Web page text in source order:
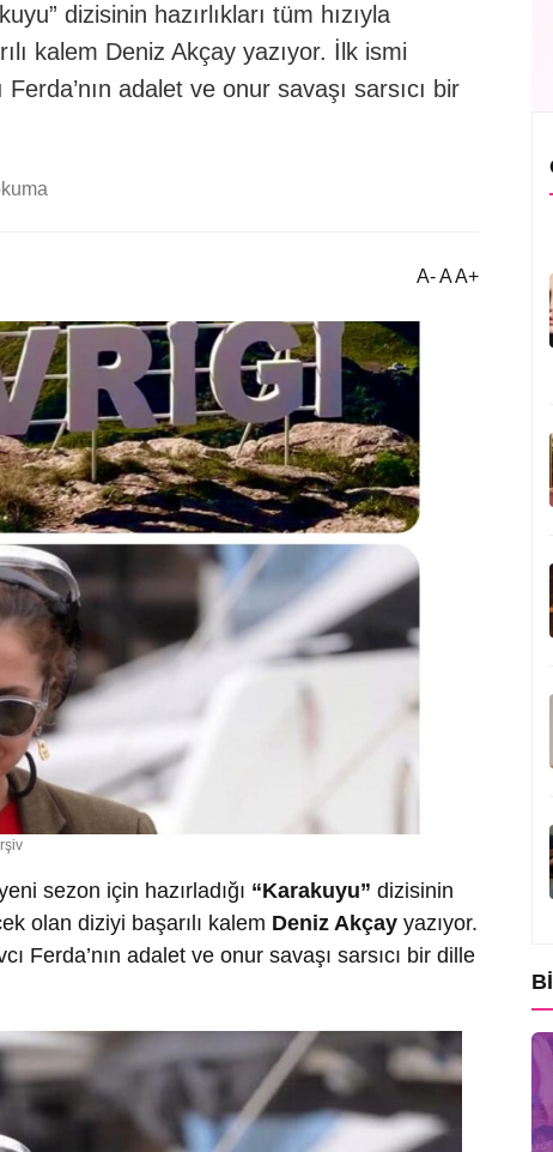
dizisinin hazırlıkları tüm hızıyla
kalem Deniz Akçay yazıyor. İlk ismi
adalet ve onur savaşı sarsıcı bir
A- A A+
yeni sezon için hazırladığı “Karakuyu” dizisinin
olan diziyi başarılı kalem Deniz Akçay yazıyor.
Ferda’nın adalet ve onur savaşı sarsıcı bir dille